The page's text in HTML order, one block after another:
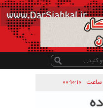
۰۰:۱۰:۱۰